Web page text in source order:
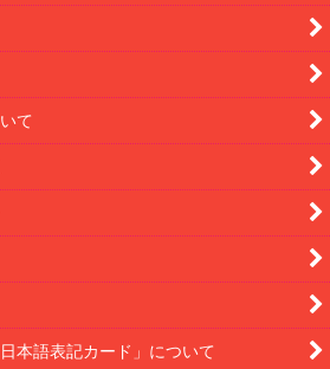
て
本語表記カード」について